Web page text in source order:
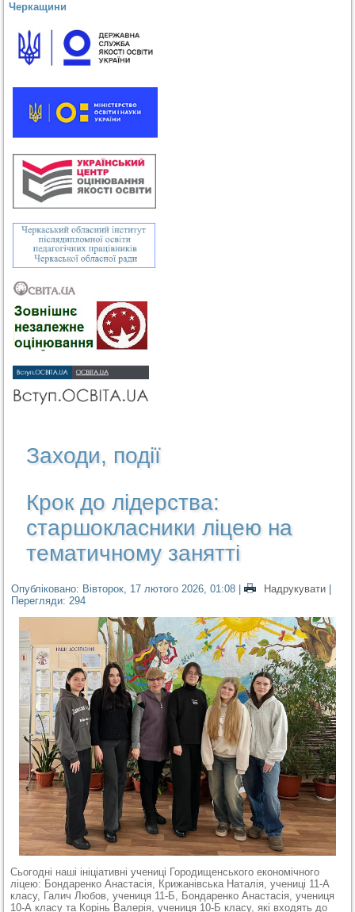
Черкащини
Заходи, події
Крок до лідерства:
старшокласники ліцею на
тематичному занятті
Опубліковано: Вівторок, 17 лютого 2026, 01:08 | Надрукувати
Перегляди: 294
Сьогодні наші ініціативні учениці Городищенського економічного
ліцею: Бондаренко Анастасія, Крижанівська Наталія, учениці 11-А
класу, Галич Любов, учениця 11-Б, Бондаренко Анастасія, учениця
10-А класу та Корінь Валерія, учениця 10-Б класу, які входять до